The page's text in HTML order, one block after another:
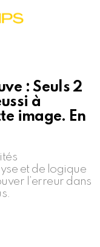
: Seuls 2
à
image. En
et de logique
l’erreur dans